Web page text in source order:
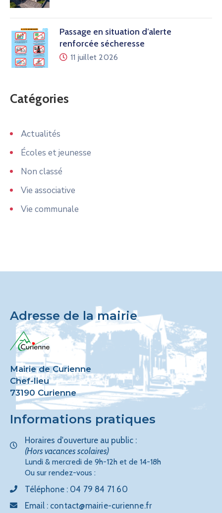
Passage en situation d’alerte
renforcée sécheresse
11 juillet 2026
Catégories
Actualités
Écoles et jeunesse
Non classé
Vie associative
Vie communale
Adresse de la mairie
Mairie de Curienne
Chef-lieu
73190 Curienne
Informations pratiques
Horaires d'ouverture au public :
(Hors vacances scolaires)
Lundi & mercredi de 9h-12h et de 14-18h
Ou sur rendez-vous :
Téléphone : 04 79 84 71 60
Email : contact@mairie-curienne.fr